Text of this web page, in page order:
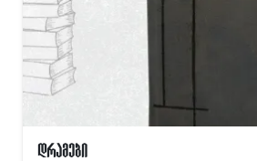
დრამები